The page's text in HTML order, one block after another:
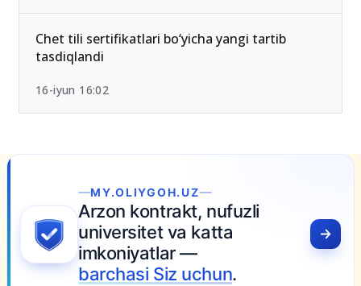
Chet tili sertifikatlari bo‘yicha yangi tartib
tasdiqlandi
16-iyun 16:02
MY.OLIYGOH.UZ
Arzon kontrakt, nufuzli
universitet va katta
imkoniyatlar —
barchasi Siz uchun.